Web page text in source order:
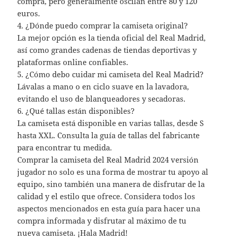
euros.
4. ¿Dónde puedo comprar la camiseta original?
La mejor opción es la tienda oficial del Real Madrid,
así como grandes cadenas de tiendas deportivas y
plataformas online confiables.
5. ¿Cómo debo cuidar mi camiseta del Real Madrid?
Lávalas a mano o en ciclo suave en la lavadora,
evitando el uso de blanqueadores y secadoras.
6. ¿Qué tallas están disponibles?
La camiseta está disponible en varias tallas, desde S
hasta XXL. Consulta la guía de tallas del fabricante
para encontrar tu medida.
Comprar la camiseta del Real Madrid 2024 versión
jugador no solo es una forma de mostrar tu apoyo al
equipo, sino también una manera de disfrutar de la
calidad y el estilo que ofrece. Considera todos los
aspectos mencionados en esta guía para hacer una
compra informada y disfrutar al máximo de tu
nueva camiseta. ¡Hala Madrid!